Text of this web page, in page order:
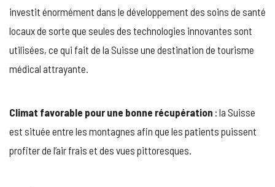
investit énormément dans le développement des soins de santé
locaux de sorte que seules des technologies innovantes sont
utilisées, ce qui fait de la Suisse une destination de tourisme
médical attrayante.
Climat favorable pour une bonne récupération : la Suisse
est située entre les montagnes afin que les patients puissent
profiter de l’air frais et des vues pittoresques.